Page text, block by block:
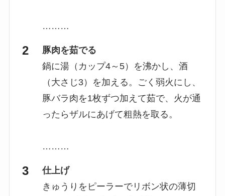
………
豚肉を茹でる
鍋に湯（カップ4～5）を沸かし、酒
（大さじ3）を加える。ごく弱火にし、
豚バラ肉を1枚ずつ加えて茹で、火が通
ったらザルにあげて粗熱を取る。
………
仕上げ
きゅうりをピーラーでリボン状の薄切